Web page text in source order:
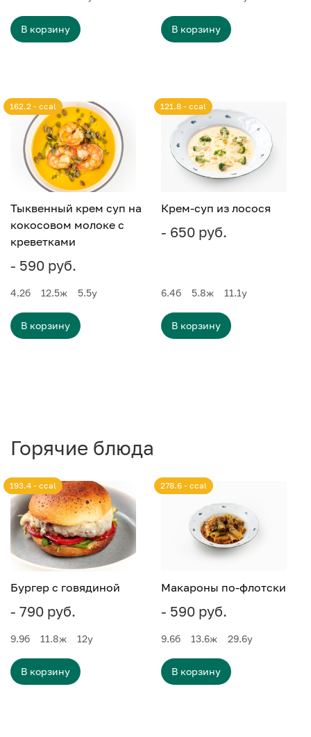
В корзину В корзину
Тыквенный крем суп на
кокосовом молоке с
креветками
- 590 руб.
162.2 - ccal
4.2б 12.5ж 5.5у
В корзину
Крем-суп из лосося
- 650 руб.
121.8 - ccal
6.4б 5.8ж 11.1у
В корзину
Горячие блюда
Бургер с говядиной
- 790 руб.
193.4 - ccal
9.9б 11.8ж 12у
В корзину
Макароны по-флотски
- 590 руб.
278.6 - ccal
9.6б 13.6ж 29.6у
В корзину